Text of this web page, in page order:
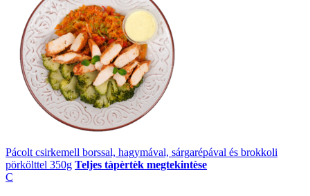
Pácolt csirkemell borssal, hagymával, sárgarépával és brokkoli
pörkölttel 350g Teljes tàpèrtèk megtekintèse
C